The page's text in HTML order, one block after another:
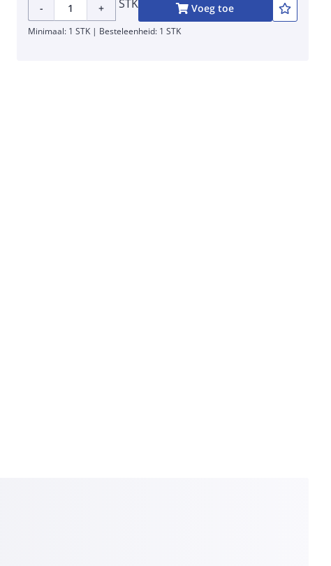
- + STK Voeg toe
Minimaal: 1 STK | Besteleenheid: 1 STK